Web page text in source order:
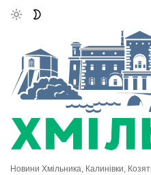
Новини Хмільника, Калинівки,